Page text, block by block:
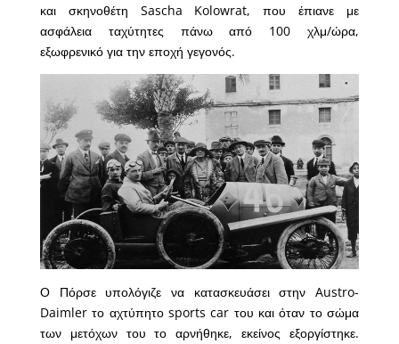
και σκηνοθέτη Sascha Kolowrat, που έπιανε με
ασφάλεια ταχύτητες πάνω από 100 χλμ/ώρα,
εξωφρενικό για την εποχή γεγονός.
Ο Πόρσε υπολόγιζε να κατασκευάσει στην Austro-
Daimler το αχτύπητο sports car του και όταν το σώμα
των μετόχων του το αρνήθηκε, εκείνος εξοργίστηκε.